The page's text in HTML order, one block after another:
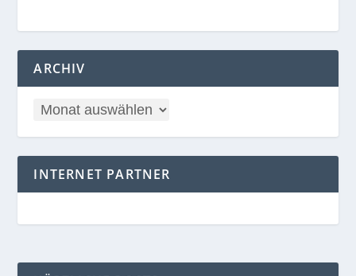
ARCHIV
INTERNET PARTNER